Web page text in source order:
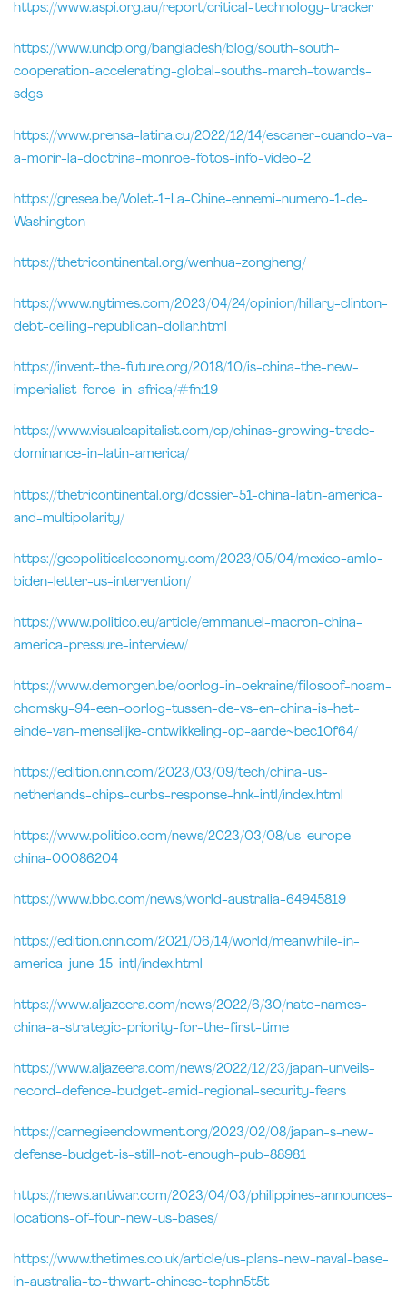
https://www.aspi.org.au/report/critical-technology-tracker
https://www.undp.org/bangladesh/blog/south-south-
cooperation-accelerating-global-souths-march-towards-
sdgs
https://www.prensa-latina.cu/2022/12/14/escaner-cuando-va-
a-morir-la-doctrina-monroe-fotos-info-video-2
https://gresea.be/Volet-1-La-Chine-ennemi-numero-1-de-
Washington
https://thetricontinental.org/wenhua-zongheng/
https://www.nytimes.com/2023/04/24/opinion/hillary-clinton-
debt-ceiling-republican-dollar.html
https://invent-the-future.org/2018/10/is-china-the-new-
imperialist-force-in-africa/#fn:19
https://www.visualcapitalist.com/cp/chinas-growing-trade-
dominance-in-latin-america/
https://thetricontinental.org/dossier-51-china-latin-america-
and-multipolarity/
https://geopoliticaleconomy.com/2023/05/04/mexico-amlo-
biden-letter-us-intervention/
https://www.politico.eu/article/emmanuel-macron-china-
america-pressure-interview/
https://www.demorgen.be/oorlog-in-oekraine/filosoof-noam-
chomsky-94-een-oorlog-tussen-de-vs-en-china-is-het-
einde-van-menselijke-ontwikkeling-op-aarde~bec10f64/
https://edition.cnn.com/2023/03/09/tech/china-us-
netherlands-chips-curbs-response-hnk-intl/index.html
https://www.politico.com/news/2023/03/08/us-europe-
china-00086204
https://www.bbc.com/news/world-australia-64945819
https://edition.cnn.com/2021/06/14/world/meanwhile-in-
america-june-15-intl/index.html
https://www.aljazeera.com/news/2022/6/30/nato-names-
china-a-strategic-priority-for-the-first-time
https://www.aljazeera.com/news/2022/12/23/japan-unveils-
record-defence-budget-amid-regional-security-fears
https://carnegieendowment.org/2023/02/08/japan-s-new-
defense-budget-is-still-not-enough-pub-88981
https://news.antiwar.com/2023/04/03/philippines-announces-
locations-of-four-new-us-bases/
https://www.thetimes.co.uk/article/us-plans-new-naval-base-
in-australia-to-thwart-chinese-tcphn5t5t